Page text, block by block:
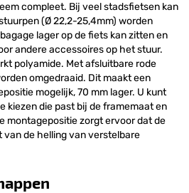
compleet. Bij veel stadsfietsen kan
(Ø 22,2-25,4mm) worden
lager op de fiets kan zitten en
andere accessoires op het stuur.
polyamide. Met afsluitbare rode
omgedraaid. Dit maakt een
mogelijk, 70 mm lager. U kunt
kiezen die past bij de framemaat en
montagepositie zorgt ervoor dat de
de helling van verstelbare